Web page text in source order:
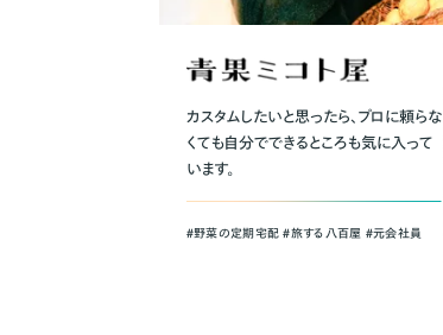
カスタムしたいと思ったら、プロに頼らな
くても自分でできるところも気に入って
います。
＃野菜の定期宅配 ＃旅する八百屋 ＃元会社員